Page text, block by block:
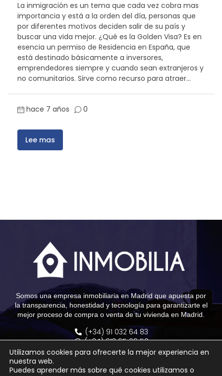
La inmigración es un tema que cada vez cobra mas
importancia y está a la orden del día, personas que
por diferentes motivos deciden salir de su país y
buscar una vida mejor. ¿Qué es la Golden Visa? Es en
esencia un permiso de Residencia en España, que
está destinado básicamente a inversores,
emprendedores siempre y cuando sean extranjeros y
no comunitarios. Sirve como recurso para atraer...
hace 7 años 0
Lee mas
Somos una empresa inmobiliaria en Madrid que apuesta por
la transparencia, honestidad y tecnología para garantizarte el
mejor proceso de compra o venta de tu vivienda en Madrid.
(+34) 91 032 64 83
(+34) 613 65 69 56
info@grupoinmobilia.com
Calle Montesa, 23 - 28006 Madrid
Calle Ayala, 138 - 28006 Madrid
Utilizamos cookies para ofrecerte la mejor experiencia en
nuestra web.
Puedes aprender más sobre qué cookies utilizamos o